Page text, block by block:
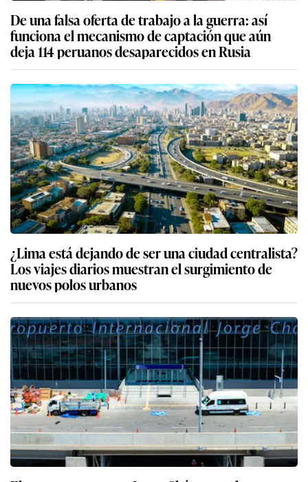
De una falsa oferta de trabajo a la guerra: así
funciona el mecanismo de captación que aún
deja 114 peruanos desaparecidos en Rusia
¿Lima está dejando de ser una ciudad centralista?
Los viajes diarios muestran el surgimiento de
nuevos polos urbanos